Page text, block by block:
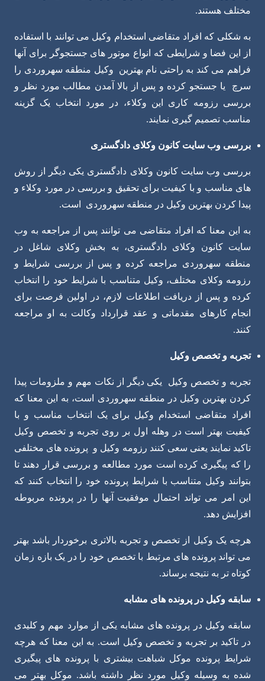
مختلف هستند.
به شکلی که افراد متقاضی استخدام وکیل می توانند با استفاده
از این فضا و شرایطی که انواع موتور های جستجوگر برای آنها
فراهم می کند به راحتی نام بهترین وکیل منطقه سهروردی را
سرچ یا جستجو کرده و پس از بالا آمدن مطالب مورد نظر و
بررسی رزومه کاری این وکلاء، در مورد انتخاب یک گزینه
مناسب تصمیم گیری نمایند.
بررسی وب سایت کانون وکلای دادگستری
بررسی وب سایت کانون وکلای دادگستری یکی دیگر از روش
های مناسب و با کیفیت برای تحقیق و بررسی در مورد وکلاء و
پیدا کردن بهترین وکیل در منطقه سهروردی است.
به این معنا که افراد متقاضی می توانند پس از مراجعه به وب
سایت کانون وکلای دادگستری، به بخش وکلای شاغل در
منطقه سهروردی مراجعه کرده و پس از بررسی شرایط و
رزومه وکلای مختلف، وکیل متناسب با شرایط خود را انتخاب
کرده و پس از دریافت اطلاعات لازم، در اولین فرصت برای
انجام کارهای مقدماتی و عقد قرارداد وکالت به او مراجعه
کنند.
تجربه و تخصص وکیل
تجربه و تخصص وکیل یکی دیگر از نکات مهم و ملزومات پیدا
کردن بهترین وکیل در منطقه سهروردی است، به این معنا که
افراد متقاضی استخدام وکیل برای یک انتخاب مناسب و با
کیفیت بهتر است در وهله اول بر روی تجربه و تخصص وکیل
تاکید نمایند یعنی سعی کنند رزومه وکیل و پرونده های مختلفی
را که پیگیری کرده است مورد مطالعه و بررسی قرار دهند تا
بتوانند وکیل متناسب با شرایط پرونده خود را انتخاب کنند که
این امر می تواند احتمال موفقیت آنها را در پرونده مربوطه
افزایش دهد.
هرچه یک وکیل از تخصص و تجربه بالاتری برخوردار باشد بهتر
می تواند پرونده های مرتبط با تخصص خود را در یک بازه زمان
کوتاه تر به نتیجه برساند.
سابقه وکیل در پرونده های مشابه
سابقه وکیل در پرونده های مشابه یکی از موارد مهم و کلیدی
در تاکید بر تجربه و تخصص وکیل است. به این معنا که هرچه
شرایط پرونده موکل شباهت بیشتری با پرونده های پیگیری
شده به وسیله وکیل مورد نظر داشته باشد. موکل بهتر می